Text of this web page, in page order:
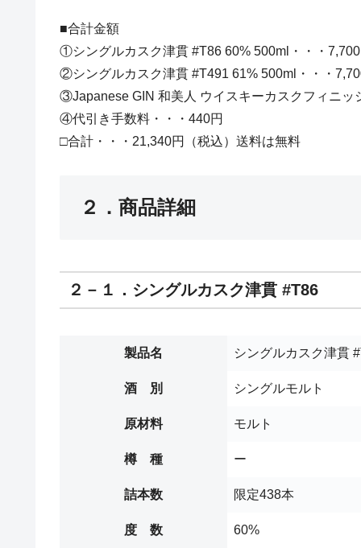
■合計金額
①シングルカスク津貫 #T86 60% 500ml・・・
②シングルカスク津貫 #T491 61% 500ml・・・
③Japanese GIN 和美人 ウイスキーカスクフィニッ
④代引き手数料・・・440円
□合計・・・21,340円（税込）送料は無料
２．商品詳細
２－１．シングルカスク津貫 #T86
製品名 シングルカスク津貫
酒 別 シングルモルト
原材料 モルト
樽 種 ー
詰本数 限定438本
度 数 60%